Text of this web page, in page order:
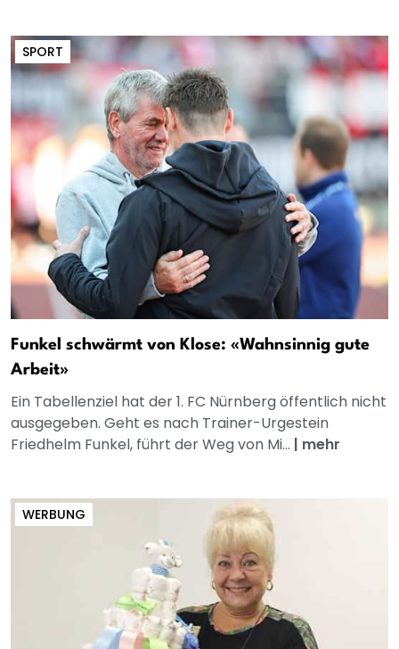
SPORT
Funkel schwärmt von Klose: «Wahnsinnig gute
Arbeit»
Ein Tabellenziel hat der 1. FC Nürnberg öffentlich nicht
ausgegeben. Geht es nach Trainer-Urgestein
Friedhelm Funkel, führt der Weg von Mi... | mehr
WERBUNG